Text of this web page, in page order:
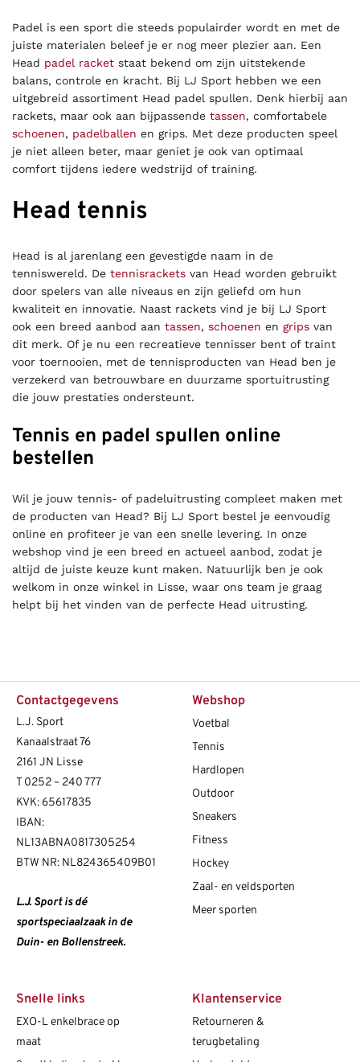
Padel is een sport die steeds populairder wordt en met de
juiste materialen beleef je er nog meer plezier aan. Een
Head padel racket staat bekend om zijn uitstekende
balans, controle en kracht. Bij LJ Sport hebben we een
uitgebreid assortiment Head padel spullen. Denk hierbij aan
rackets, maar ook aan bijpassende tassen, comfortabele
schoenen, padelballen en grips. Met deze producten speel
je niet alleen beter, maar geniet je ook van optimaal
comfort tijdens iedere wedstrijd of training.
Head tennis
Head is al jarenlang een gevestigde naam in de
tenniswereld. De tennisrackets van Head worden gebruikt
door spelers van alle niveaus en zijn geliefd om hun
kwaliteit en innovatie. Naast rackets vind je bij LJ Sport
ook een breed aanbod aan tassen, schoenen en grips van
dit merk. Of je nu een recreatieve tennisser bent of traint
voor toernooien, met de tennisproducten van Head ben je
verzekerd van betrouwbare en duurzame sportuitrusting
die jouw prestaties ondersteunt.
Tennis en padel spullen online
bestellen
Wil je jouw tennis- of padeluitrusting compleet maken met
de producten van Head? Bij LJ Sport bestel je eenvoudig
online en profiteer je van een snelle levering. In onze
webshop vind je een breed en actueel aanbod, zodat je
altijd de juiste keuze kunt maken. Natuurlijk ben je ook
welkom in onze winkel in Lisse, waar ons team je graag
helpt bij het vinden van de perfecte Head uitrusting.
Contactgegevens
L.J. Sport
Kanaalstraat 76
2161 JN Lisse
T0252 – 240 777
KVK: 65617835
IBAN:
NL13ABNA0817305254
BTW NR: NL824365409B01
L.J. Sport is dé
sportspeciaalzaak in de
Duin- en Bollenstreek.
Webshop
Voetbal
Tennis
Hardlopen
Outdoor
Sneakers
Fitness
Hockey
Zaal- en veldsporten
Meer sporten
Snelle links
EXO-L enkelbrace op
maat
Klantenservice
Retourneren &
terugbetaling